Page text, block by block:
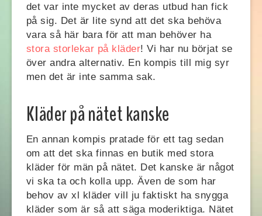
det var inte mycket av deras utbud han fick
på sig. Det är lite synd att det ska behöva
vara så här bara för att man behöver ha
stora storlekar på kläder! Vi har nu börjat se
över andra alternativ. En kompis till mig syr
men det är inte samma sak.
Kläder på nätet kanske
En annan kompis pratade för ett tag sedan
om att det ska finnas en butik med stora
kläder för män på nätet. Det kanske är något
vi ska ta och kolla upp. Även de som har
behov av xl kläder vill ju faktiskt ha snygga
kläder som är så att säga moderiktiga. Nätet